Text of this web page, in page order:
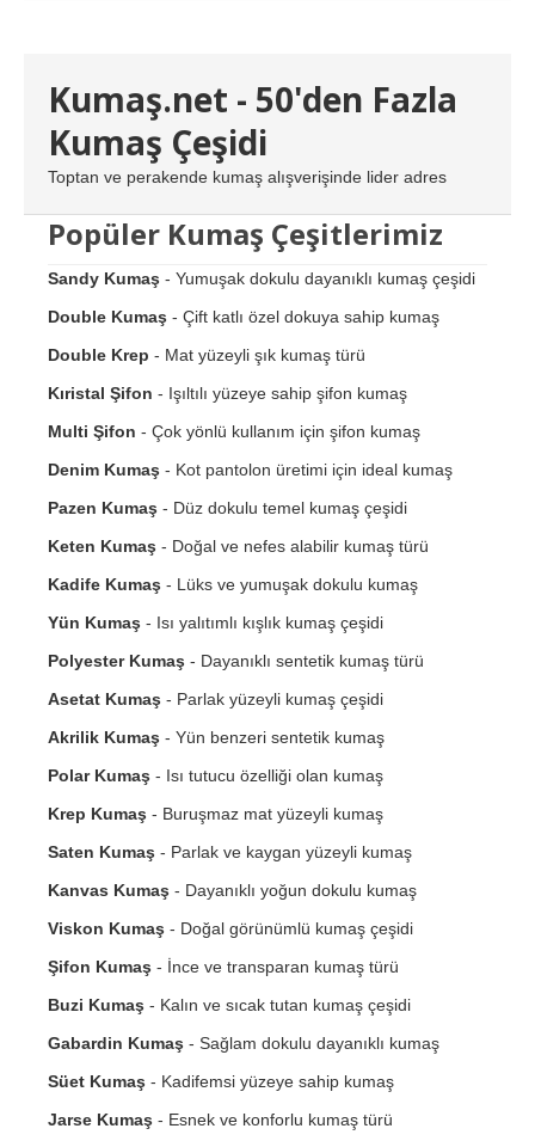
Kumaş.net - 50'den Fazla
Kumaş Çeşidi
Toptan ve perakende kumaş alışverişinde lider adres
Popüler Kumaş Çeşitlerimiz
Sandy Kumaş - Yumuşak dokulu dayanıklı kumaş çeşidi
Double Kumaş - Çift katlı özel dokuya sahip kumaş
Double Krep - Mat yüzeyli şık kumaş türü
Kıristal Şifon - Işıltılı yüzeye sahip şifon kumaş
Multi Şifon - Çok yönlü kullanım için şifon kumaş
Denim Kumaş - Kot pantolon üretimi için ideal kumaş
Pazen Kumaş - Düz dokulu temel kumaş çeşidi
Keten Kumaş - Doğal ve nefes alabilir kumaş türü
Kadife Kumaş - Lüks ve yumuşak dokulu kumaş
Yün Kumaş - Isı yalıtımlı kışlık kumaş çeşidi
Polyester Kumaş - Dayanıklı sentetik kumaş türü
Asetat Kumaş - Parlak yüzeyli kumaş çeşidi
Akrilik Kumaş - Yün benzeri sentetik kumaş
Polar Kumaş - Isı tutucu özelliği olan kumaş
Krep Kumaş - Buruşmaz mat yüzeyli kumaş
Saten Kumaş - Parlak ve kaygan yüzeyli kumaş
Kanvas Kumaş - Dayanıklı yoğun dokulu kumaş
Viskon Kumaş - Doğal görünümlü kumaş çeşidi
Şifon Kumaş - İnce ve transparan kumaş türü
Buzi Kumaş - Kalın ve sıcak tutan kumaş çeşidi
Gabardin Kumaş - Sağlam dokulu dayanıklı kumaş
Süet Kumaş - Kadifemsi yüzeye sahip kumaş
Jarse Kumaş - Esnek ve konforlu kumaş türü